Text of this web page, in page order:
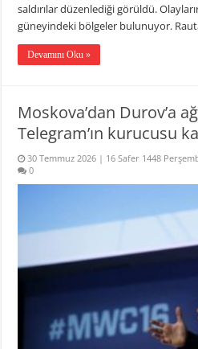
saldırılar düzenlediği görüldü.
güneyindeki bölgeler bulunuyor.
Devamını Oku »
Moskova’dan Durov’a
Telegram’ın kurucusu
30 Temmuz 2026 | 16 Safer 1448
0